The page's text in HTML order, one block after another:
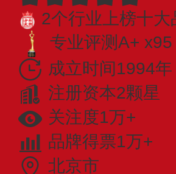
2个行业上榜十大
专业评测A+ x95
成立时间1994年
注册资本2颗星
关注度1万+
品牌得票1万+
北京市